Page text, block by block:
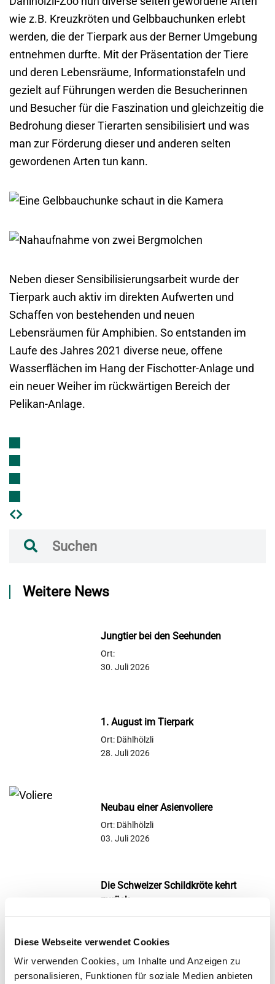
Diese Webseite verwendet Cookies
Wir verwenden Cookies, um Inhalte und Anzeigen zu
personalisieren, Funktionen für soziale Medien anbieten
wie z.B. Kreuzkröten und Gelbbauchunken erlebt
werden, die der Tierpark aus der Berner Umgebung
entnehmen durfte. Mit der Präsentation der Tiere
und deren Lebensräume, Informationstafeln und
gezielt auf Führungen werden die Besucherinnen
und Besucher für die Faszination und gleichzeitig die
Bedrohung dieser Tierarten sensibilisiert und was
man zur Förderung dieser und anderen selten
gewordenen Arten tun kann.
Neben dieser Sensibilisierungsarbeit wurde der
Tierpark auch aktiv im direkten Aufwerten und
Schaffen von bestehenden und neuen
Lebensräumen für Amphibien. So entstanden im
Laufe des Jahres 2021 diverse neue, offene
Wasserflächen im Hang der Fischotter-Anlage und
ein neuer Weiher im rückwärtigen Bereich der
Pelikan-Anlage.
Weitere News
Jungtier bei den Seehunden
Ort:
30. Juli 2026
1. August im Tierpark
Ort: Dählhölzli
28. Juli 2026
Neubau einer Asienvoliere
Ort: Dählhölzli
03. Juli 2026
Die Schweizer Schildkröte kehrt
zurück
Ort: Dählhölzli
«Chlini Forscher*Innen»: für das
Schuljahr 2026/2027 sind unverhofft